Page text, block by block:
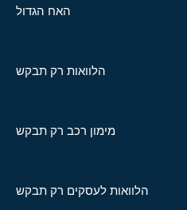
האח הגדול
הלוואות רק תבקש
מימון רכב רק תבקש
הלוואות לעסקים רק תבקש